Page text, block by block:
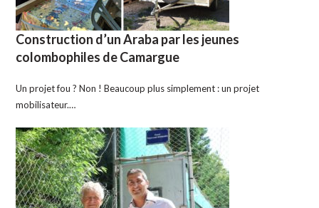
Construction d’un Araba par les jeunes
colombophiles de Camargue
Un projet fou ? Non ! Beaucoup plus simplement : un projet
mobilisateur.…